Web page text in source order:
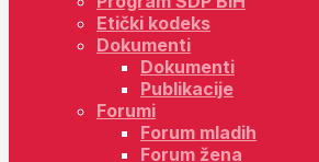
Etički kodeks
Dokumenti
Dokumenti
Publikacije
Forumi
Forum mladih
Forum žena